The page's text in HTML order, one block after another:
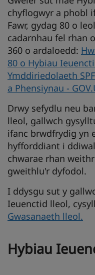
chyflogwyr a phobl
Fawr, gydag 80 o
cadarnhau fel rhan
360 o ardaloedd:
80 o Hybiau
Ymddiriedolaeth
a Phensiynau -
Drwy sefydlu neu
lleol, gallwch
ifanc brwdfrydig yn
hyfforddiant i
chwarae rhan
gweithlu'r dyfodol.
I ddysgu sut y
Ieuenctid lleol,
Gwasanaeth lleol.
Hybiau